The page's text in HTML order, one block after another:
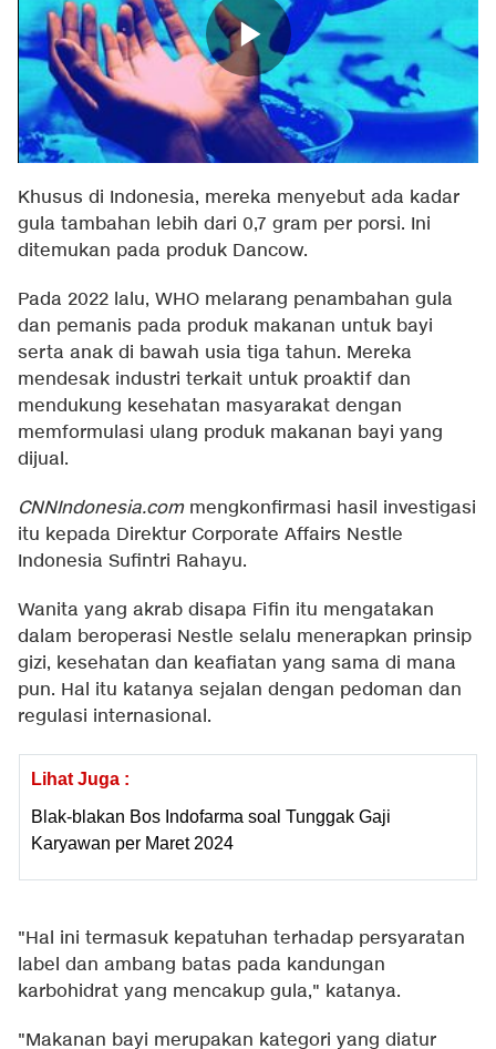
Khusus di Indonesia, mereka menyebut ada kadar
gula tambahan lebih dari 0,7 gram per porsi. Ini
ditemukan pada produk Dancow.
Pada 2022 lalu, WHO melarang penambahan gula
dan pemanis pada produk makanan untuk bayi
serta anak di bawah usia tiga tahun. Mereka
mendesak industri terkait untuk proaktif dan
mendukung kesehatan masyarakat dengan
memformulasi ulang produk makanan bayi yang
dijual.
CNNIndonesia.commengkonfirmasi hasil investigasi
itu kepada Direktur Corporate Affairs Nestle
Indonesia Sufintri Rahayu.
Wanita yang akrab disapa Fifin itu mengatakan
dalam beroperasi Nestle selalu menerapkan prinsip
gizi, kesehatan dan keafiatan yang sama di mana
pun. Hal itu katanya sejalan dengan pedoman dan
regulasi internasional.
Lihat Juga :
Blak-blakan Bos Indofarma soal Tunggak Gaji
Karyawan per Maret 2024
"Hal ini termasuk kepatuhan terhadap persyaratan
label dan ambang batas pada kandungan
karbohidrat yang mencakup gula," katanya.
"Makanan bayi merupakan kategori yang diatur